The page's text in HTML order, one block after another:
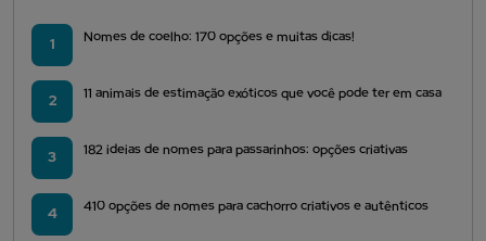
1 Nomes de coelho: 170 opções e muitas dicas!
2 11 animais de estimação exóticos que você pode ter em casa
3 182 ideias de nomes para passarinhos: opções criativas
4 410 opções de nomes para cachorro criativos e autênticos